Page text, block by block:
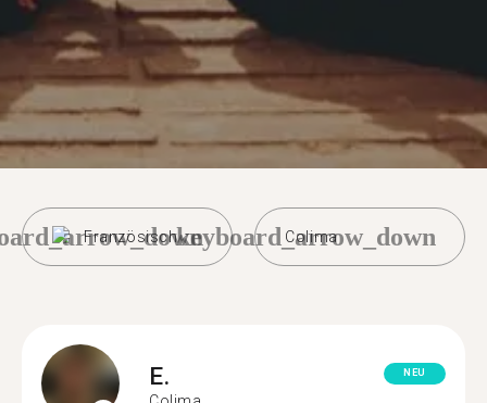
Französisch Colima
keyboard_arrow_down
E. NEU